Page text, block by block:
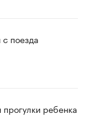
поезда
ребенка